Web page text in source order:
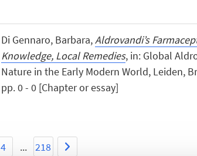
Di Gennaro, Barbara,Aldrovandi’s
Knowledge, Local Remedies, in: Global
Nature in the Early Modern World, Leiden,
pp. 0 - 0 [Chapter or essay]
4 ... 218